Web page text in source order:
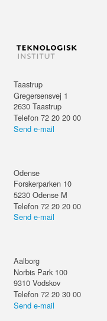
Taastrup
Gregersensvej 1
2630 Taastrup
Telefon 72 20 20 00
Send e-mail
Odense
Forskerparken 10
5230 Odense M
Telefon 72 20 20 00
Send e-mail
Aalborg
Norbis Park 100
9310 Vodskov
Telefon 72 20 30 00
Send e-mail